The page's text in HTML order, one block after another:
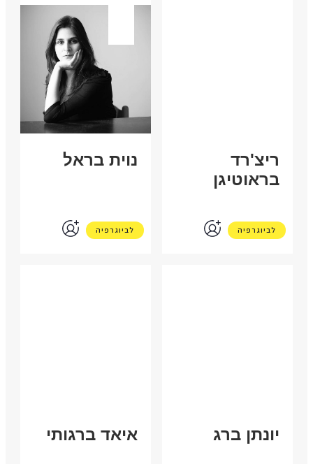
ריצ'רד
בראוטיגן
לביוגרפיה
נוית בראל
לביוגרפיה
יונתן ברג איאד ברגותי